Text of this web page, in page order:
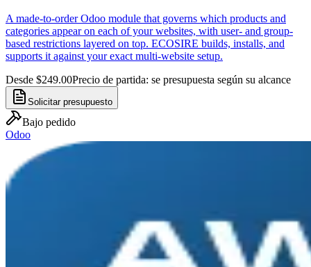
A made-to-order Odoo module that governs which products and
categories appear on each of your websites, with user- and group-
based restrictions layered on top. ECOSIRE builds, installs, and
supports it against your exact multi-website setup.
Desde $249.00Precio de partida: se presupuesta según su alcance
Solicitar presupuesto
Bajo pedido
Odoo